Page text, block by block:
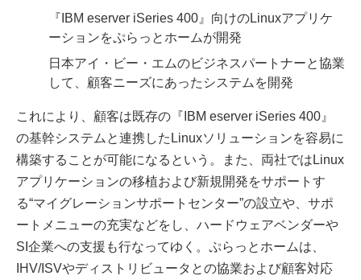
『IBM eserver iSeries 400』向けのLinuxアプリケ
ーションをぷらっとホームが開発
日本アイ・ビー・エムのビジネスパートナーと協業
して、顧客ニーズにあったシステムを開発
これにより、顧客は既存の『IBM eserver iSeries 400』
の基幹システムと連携したLinuxソリューションを容易に
構築することが可能になるという。また、両社ではLinux
アプリケーションの移植および新規開発をサポートす
る“マイグレーションサポートセンター”の設立や、サポ
ートメニューの充実などをし、ハードウェアベンダーや
SI企業への支援も行なってゆく。ぷらっとホームは、
IHV/ISVやディストリビュータとの協業および顧客対応